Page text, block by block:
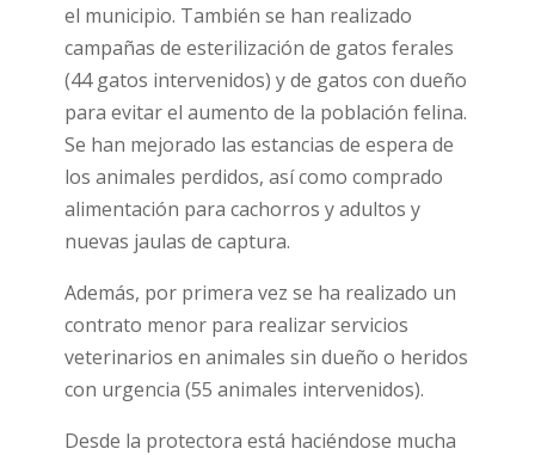
el municipio. También se han realizado
campañas de esterilización de gatos ferales
(44 gatos intervenidos) y de gatos con dueño
para evitar el aumento de la población felina.
Se han mejorado las estancias de espera de
los animales perdidos, así como comprado
alimentación para cachorros y adultos y
nuevas jaulas de captura.
Además, por primera vez se ha realizado un
contrato menor para realizar servicios
veterinarios en animales sin dueño o heridos
con urgencia (55 animales intervenidos).
Desde la protectora está haciéndose mucha